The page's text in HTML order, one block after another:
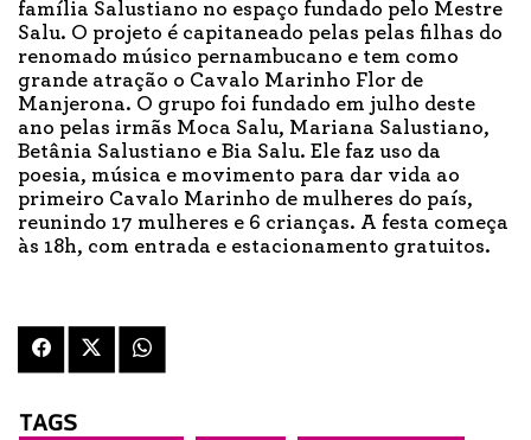
família Salustiano no espaço fundado pelo Mestre
Salu. O projeto é capitaneado pelas pelas filhas do
renomado músico pernambucano e tem como
grande atração o Cavalo Marinho Flor de
Manjerona. O grupo foi fundado em julho deste
ano pelas irmãs Moca Salu, Mariana Salustiano,
Betânia Salustiano e Bia Salu. Ele faz uso da
poesia, música e movimento para dar vida ao
primeiro Cavalo Marinho de mulheres do país,
reunindo 17 mulheres e 6 crianças. A festa começa
às 18h, com entrada e estacionamento gratuitos.
TAGS